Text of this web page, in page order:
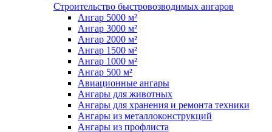
Строительство быстровозводимых ангаров
Ангар 5000 м²
Ангар 3000 м²
Ангар 2000 м²
Ангар 1500 м²
Ангар 1000 м²
Ангар 500 м²
Авиационные ангары
Ангары для животных
Ангары для хранения и ремонта техники
Ангары из металлоконструкций
Ангары из профлиста